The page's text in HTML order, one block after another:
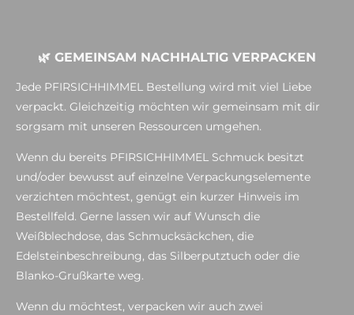
🌿 GEMEINSAM NACHHALTIG VERPACKEN
Jede PFIRSICHHIMMEL Bestellung wird mit viel Liebe
verpackt. Gleichzeitig möchten wir gemeinsam mit dir
sorgsam mit unseren Ressourcen umgehen.
Wenn du bereits PFIRSICHHIMMEL Schmuck besitzt
und/oder bewusst auf einzelne Verpackungselemente
verzichten möchtest, genügt ein kurzer Hinweis im
Bestellfeld. Gerne lassen wir auf Wunsch die
Weißblechdose, das Schmucksäckchen, die
Edelsteinbeschreibung, das Silberputztuch oder die
Blanko-Grußkarte weg.
Wenn du möchtest, verpacken wir auch zwei